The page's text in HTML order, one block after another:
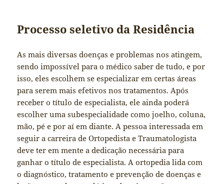
Processo seletivo da Residência
As mais diversas doenças e problemas nos atingem,
sendo impossível para o médico saber de tudo, e por
isso, eles escolhem se especializar em certas áreas
para serem mais efetivos nos tratamentos. Após
receber o título de especialista, ele ainda poderá
escolher uma subespecialidade como joelho, coluna,
mão, pé e por aí em diante. A pessoa interessada em
seguir a carreira de Ortopedista e Traumatologista
deve ter em mente a dedicação necessária para
ganhar o título de especialista. A ortopedia lida com
o diagnóstico, tratamento e prevenção de doenças e